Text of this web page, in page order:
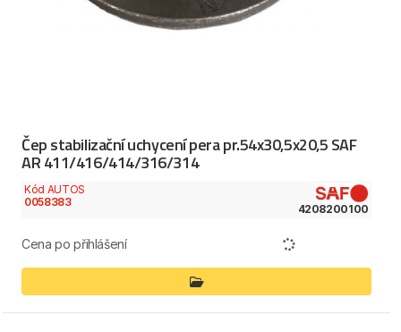
Čep stabilizační uchycení pera pr.54x30,5x20,5 SAF
AR 411/416/414/316/314
Kód AUTOS
0058383
4208200100
Cena po přihlášení